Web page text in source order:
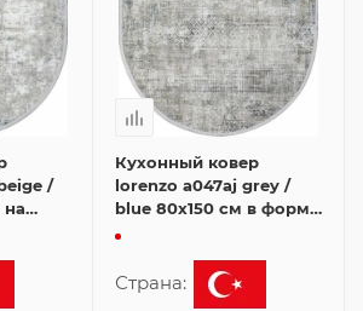
/
на
Кухонный ковер
lorenzo a047aj grey /
blue 80x150 см в форме
овала
Страна: